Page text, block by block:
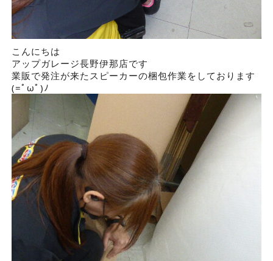
こんにちは
アップガレージ長野伊那店です
業販で発注が来たスピーカーの梱包作業をしております
(=ﾟωﾟ)ﾉ